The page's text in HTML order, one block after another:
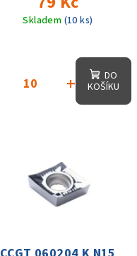
Skladem (10 ks)
+
DO
KOŠÍKU